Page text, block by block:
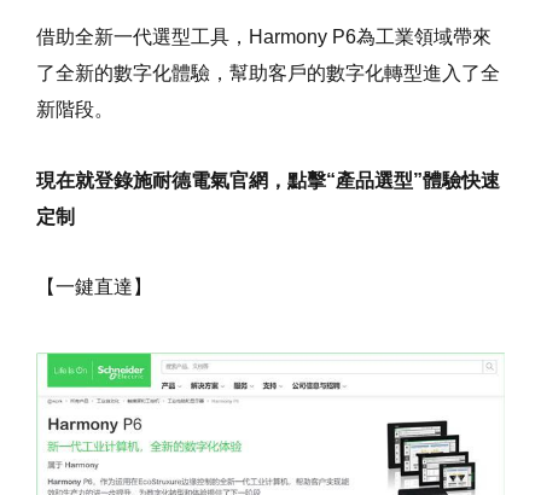
借助全新一代選型工具，Harmony P6為工業領域帶來
了全新的數字化體驗，幫助客戶的數字化轉型進入了全
新階段。
現在就登錄施耐德電氣官網，點擊“產品選型”體驗快速
定制
【一鍵直達】